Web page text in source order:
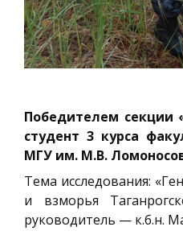
Победителем секции
студент 3 курса
МГУ им. М.В.
Тема исследования:
и взморья
руководитель — к.б.н.